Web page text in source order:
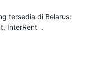
tersedia di Belarus:
InterRent .